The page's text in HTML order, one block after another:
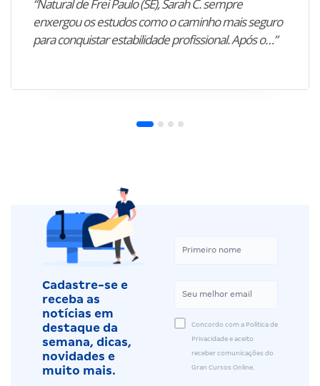
“Natural de Frei Paulo (SE), Sarah C. sempre
enxergou os estudos como o caminho mais seguro
para conquistar estabilidade profissional. Após o…”
Cadastre-se e
receba as
notícias em
destaque da
semana, dicas,
novidades e
muito mais.
Concordo com a Política de
Privacidade e aceito
receber comunicações do
Gran Cursos Online.